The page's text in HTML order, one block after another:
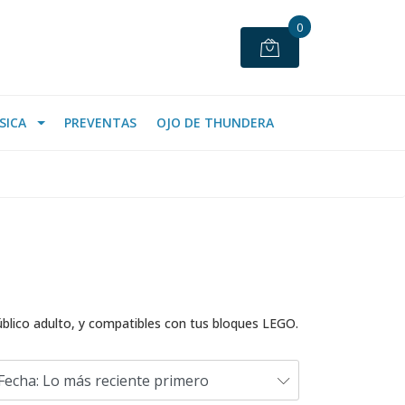
0
PREVENTAS OJO DE THUNDERA
adulto, y compatibles con tus bloques LEGO.